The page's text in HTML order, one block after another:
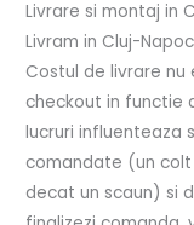
Livrare si montaj in
Livram in Cluj-
Costul de livrare
checkout in functie
lucruri influenteaza
comandate (un
decat un scaun) si